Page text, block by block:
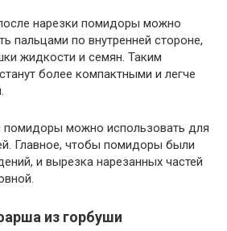
нарезки помидоры можно
пальцами по внутренней стороне,
жидкости и семян. Таким
более компактными и легче
помидоры можно использовать для
Главное, чтобы помидоры были
и вырезка нарезанных частей
из горбуши